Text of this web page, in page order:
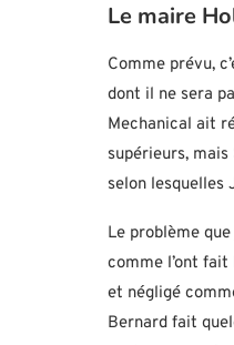
Le maire
Comme prévu,
dont il ne sera
Mechanical ait
supérieurs,
selon lesquelles
Le problème
comme l’ont
et négligé
Bernard fait